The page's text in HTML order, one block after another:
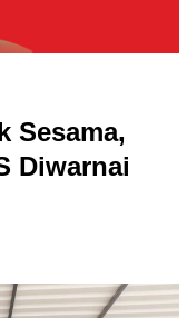
Sesama,
Diwarnai